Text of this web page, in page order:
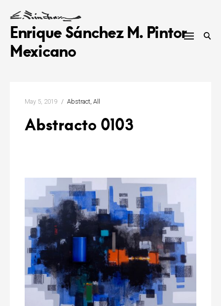
content
Enrique Sánchez M. Pintor
Mexicano
May 5, 2019 Abstract All
Abstracto 0103